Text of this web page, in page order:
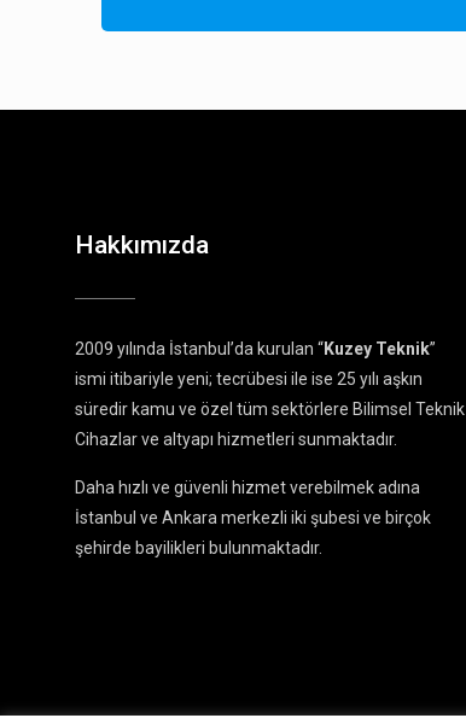
Hakkımızda
2009 yılında İstanbul’da kurulan “Kuzey Teknik”
ismi itibariyle yeni; tecrübesi ile ise 25 yılı aşkın
süredir kamu ve özel tüm sektörlere Bilimsel Teknik
Cihazlar ve altyapı hizmetleri sunmaktadır.
Daha hızlı ve güvenli hizmet verebilmek adına
İstanbul ve Ankara merkezli iki şubesi ve birçok
şehirde bayilikleri bulunmaktadır.